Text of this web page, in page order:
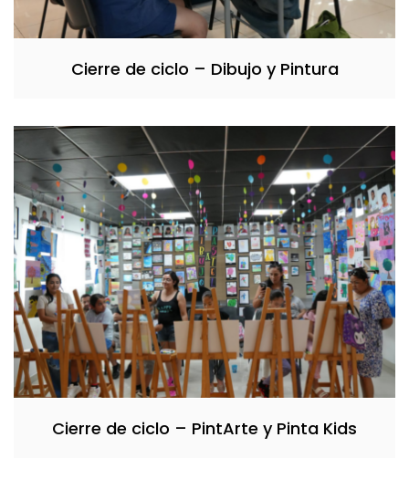
Cierre de ciclo – Dibujo y Pintura
Cierre de ciclo – PintArte y Pinta Kids